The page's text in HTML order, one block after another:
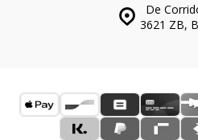
De
3621 ZB,